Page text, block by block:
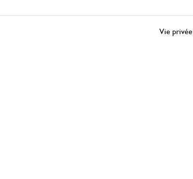
Vie privée